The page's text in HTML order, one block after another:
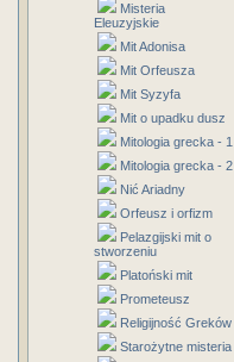
Misteria
Eleuzyjskie
Mit Adonisa
Mit Orfeusza
Mit Syzyfa
Mit o upadku dusz
Mitologia grecka - 1
Mitologia grecka - 2
Nić Ariadny
Orfeusz i orfizm
Pelazgijski mit o
stworzeniu
Platoński mit
Prometeusz
Religijność Greków
Starożytne misteria